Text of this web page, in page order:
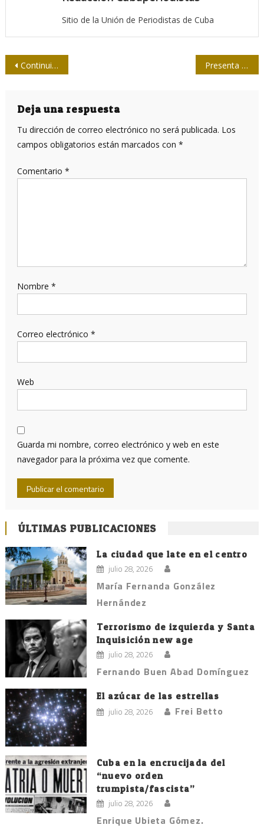
Sitio de la Unión de Periodistas de Cuba
Navegación
entradas
Continuidad en Holguín al VII Pleno del Comité Nacional de la Upec Presenta la FEU campaña de comunicación por su aniversario 95
Deja una respuesta
Tu dirección de correo electrónico no será publicada. Los
campos obligatorios están marcados con *
Comentario *
Nombre *
Correo electrónico *
Web
Guarda mi nombre, correo electrónico y web en este
navegador para la próxima vez que comente.
ÚLTIMAS PUBLICACIONES
La ciudad que late en el centro
julio 28, 2026
María Fernanda González
Hernández
Terrorismo de izquierda y Santa
Inquisición new age
julio 28, 2026
Fernando Buen Abad Domínguez
El azúcar de las estrellas
julio 28, 2026 Frei Betto
Cuba en la encrucijada del
“nuevo orden
trumpista/fascista”
julio 28, 2026
Enrique Ubieta Gómez.